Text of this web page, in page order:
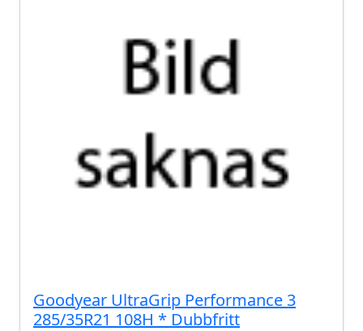
Goodyear UltraGrip Performance 3
285/35R21 108H * Dubbfritt